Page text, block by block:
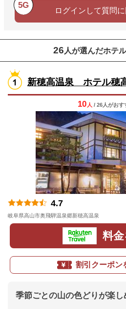
5G
ログインして質問
26 人が選んだホテ
新穂高温泉 ホテル穂
10 人 / 26人がおす
4.7
岐阜県高山市奥飛騨温泉郷新穂高温泉
料
割引クーポン
季節ごとの山の色どりが楽し